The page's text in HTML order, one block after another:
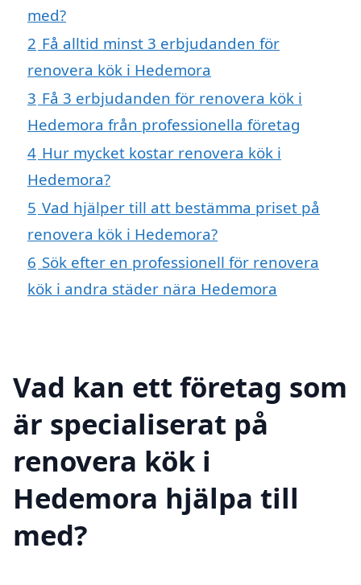
med?
2 Få alltid minst 3 erbjudanden för
renovera kök i Hedemora
3 Få 3 erbjudanden för renovera kök i
Hedemora från professionella företag
4 Hur mycket kostar renovera kök i
Hedemora?
5 Vad hjälper till att bestämma priset på
renovera kök i Hedemora?
6 Sök efter en professionell för renovera
kök i andra städer nära Hedemora
Vad kan ett företag som
är specialiserat på
renovera kök i
Hedemora hjälpa till
med?